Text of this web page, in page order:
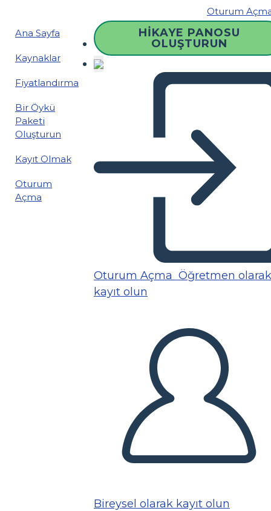
Oturum
Ana Sayfa
Kaynaklar
Fiyatlandırma
Bir Öykü
Paketi
Oluşturun
Kayıt Olmak
Oturum
Açma
HIKAYE PANOSU
OLUŞTURUN
Oturum Açma Öğretmen olarak
kayıt olun
Bireysel olarak kayıt olun